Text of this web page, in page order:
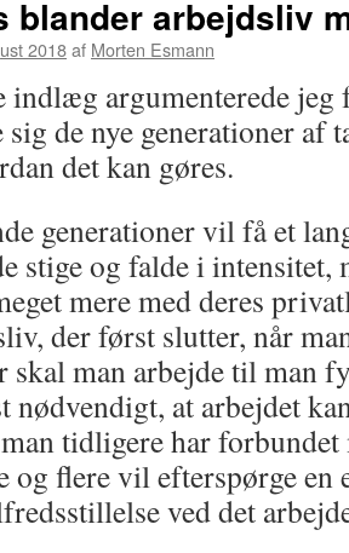
blander arbejdsliv
2018af Morten Esmann
indlæg argumenterede jeg
sig de nye generationer af
det kan gøres.
generationer vil få et
stige og falde i intensitet,
mere med deres
der først slutter, når
skal man arbejde til man
nødvendigt, at arbejdet
tidligere har
og flere vil efterspørge
ved det